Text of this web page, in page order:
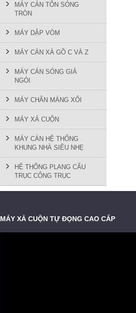
MÁY CÁN TÔN SÓNG
TRÒN
MÁY DẬP VÒM
MÁY CÁN XÀ GỒ C VÀ Z
MÁY CÁN SÓNG GIẢ
NGÓI
MÁY CHẤN MÁNG XỐI
MÁY XẢ CUỘN
MÁY CÁN HỆ THỐNG
KHUNG NHÀ SIÊU NHẸ
HỆ THỐNG PLANG CẨU
TRỤC CỔNG TRỤC
MÁY XẢ CUỘN TỰ ĐỌNG CAO CẤP